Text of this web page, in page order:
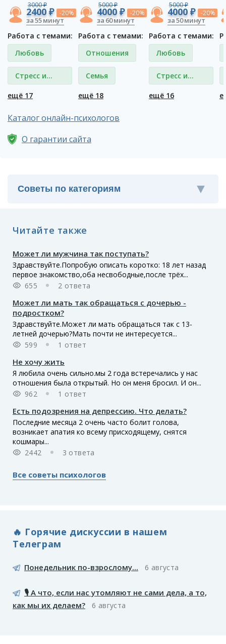
3000 ₽
2400 ₽ -20%
за 55 минут
Работа с темами:
Любовь
Стресс и
депрессия
ещё 17
5000 ₽
4000 ₽ -20%
за 60 минут
Работа с темами:
Отношения
Семья
ещё 18
5000 ₽
4000 ₽ -20%
за 50 минут
Работа с темами:
Любовь
Стресс и
депрессия
ещё 16
Каталог онлайн-психологов
О гарантии сайта
Читайте также
Может ли мужчина так поступать?
Здравствуйте.Попробую описать коротко: 18 лет назад
первое знакомство,оба несвободные,после трёх...
655
2 ответа
Может ли мать так обращаться с дочерью -
подростком?
Здравствуйте.Может ли мать обращаться так с 13-
летней дочерью?Мать почти не интересуется...
599
1 ответ
Не хочу жить
Я любила очень сильно.мы 2 года встеречались у нас
отношения была открытый. Но он меня бросил. И он...
962
1 ответ
Есть подозрения на депрессию. Что делать?
Последние месяца 2 очень часто болит голова,
возникает апатия ко всему присходящему, снятся
кошмары...
2442
3 ответа
Все советы психологов
🔥 Горячие дискуссии в нашем
Телеграм
Понедельник по-взрослому... 6 августа
🎙️ А что, если нас утомляют не сами дела, а то,
как мы их делаем?
6 августа